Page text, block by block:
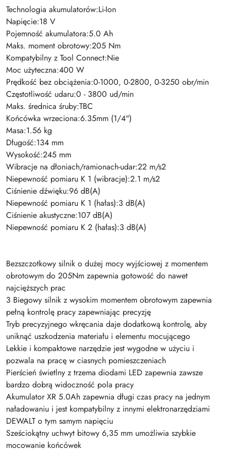
Technologia akumulatorów:Li-Ion
Napięcie:18 V
Pojemność akumulatora:5.0 Ah
Maks. moment obrotowy:205 Nm
Kompatybilny z Tool Connect:Nie
Moc użyteczna:400 W
Prędkość bez obciążenia:0-1000, 0-2800, 0-3250 obr/min
Częstotliwość udaru:0 - 3800 ud/min
Maks. średnica śruby:TBC
Końcówka wrzeciona:6.35mm (1/4")
Masa:1.56 kg
Długość:134 mm
Wysokość:245 mm
Wibracje na dłoniach/ramionach-udar:22 m/s2
Niepewność pomiaru K 1 (wibracje):2.1 m/s2
Ciśnienie dźwięku:96 dB(A)
Niepewność pomiaru K 1 (hałas):3 dB(A)
Ciśnienie akustyczne:107 dB(A)
Niepewność pomiaru K 2 (hałas):3 dB(A)
Bezszczotkowy silnik o dużej mocy wyjściowej z momentem
obrotowym do 205Nm zapewnia gotowość do nawet
najcięższych prac
3 Biegowy silnik z wysokim momentem obrotowym zapewnia
pełną kontrolę pracy zapewniając precyzję
Tryb precyzyjnego wkręcania daje dodatkową kontrolę, aby
uniknąć uszkodzenia materiału i elementu mocującego
Lekkie i kompaktowe narzędzie jest wygodne w użyciu i
pozwala na pracę w ciasnych pomieszczeniach
Pierścień świetlny z trzema diodami LED zapewnia zawsze
bardzo dobrą widoczność pola pracy
Akumulator XR 5.0Ah zapewnia długi czas pracy na jednym
naładowaniu i jest kompatybilny z innymi elektronarzędziami
DEWALT o tym samym napięciu
Sześciokątny uchwyt bitowy 6,35 mm umożliwia szybkie
mocowanie końcówek